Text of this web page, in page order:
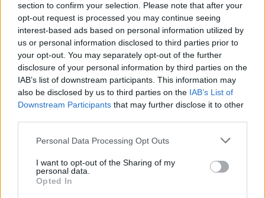
section to confirm your selection. Please note that after your
opt-out request is processed you may continue seeing
interest-based ads based on personal information utilized by
us or personal information disclosed to third parties prior to
your opt-out. You may separately opt-out of the further
disclosure of your personal information by third parties on the
IAB’s list of downstream participants. This information may
also be disclosed by us to third parties on the IAB’s List of
Downstream Participants that may further disclose it to other
Personal Data Processing Opt Outs
I want to opt-out of the Sharing of my
personal data.
Opted In